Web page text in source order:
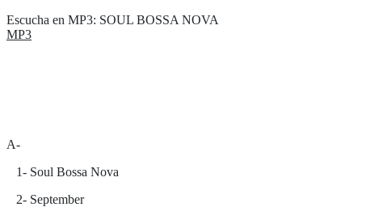
Escucha en MP3: SOUL BOSSA NOVA
MP3
A-
1- Soul Bossa Nova
2- September